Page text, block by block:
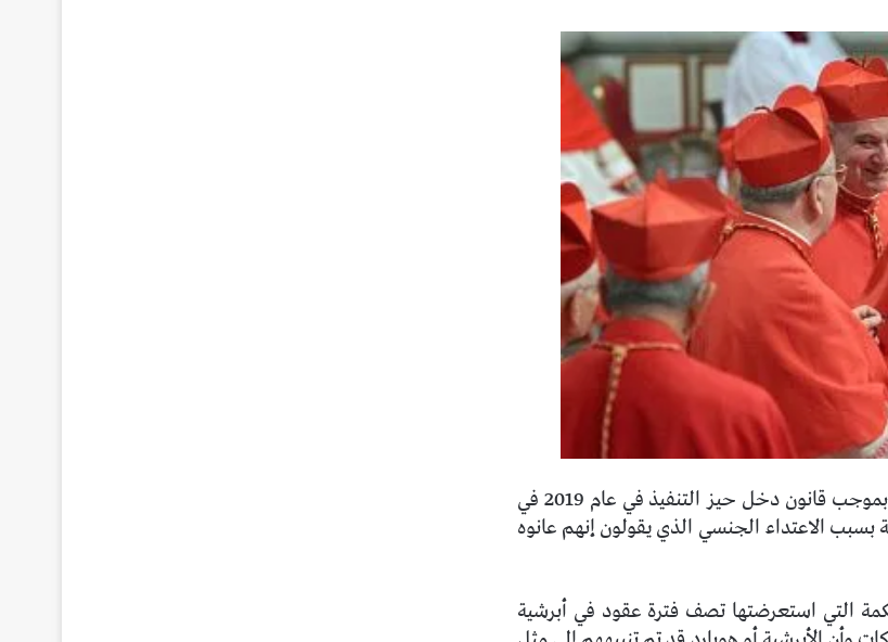
حتى الآن ، تم رفع حوالي 300 دعوى قضائية ضد أبرشية ألباني بموجب قانون دخل حيز التنفيذ في عام 2019 في
الاعتداء الجنسي الذي يقولون إنهم عانوه
التي استعرضتها تصف فترة عقود في أبرشية